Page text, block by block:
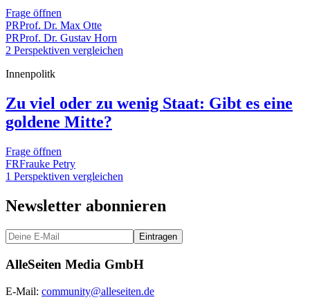
Frage öffnen
PRProf. Dr. Max Otte
PRProf. Dr. Gustav Horn
2 Perspektiven vergleichen
Innenpolitk
Zu viel oder zu wenig Staat: Gibt es eine
goldene Mitte?
Frage öffnen
FRFrauke Petry
1 Perspektiven vergleichen
Newsletter abonnieren
Eintragen
AlleSeiten Media GmbH
E-Mail: community@alleseiten.de